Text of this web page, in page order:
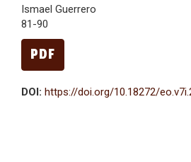
Ismael Guerrero
81-90
PDF
DOI: https://doi.org/10.18272/